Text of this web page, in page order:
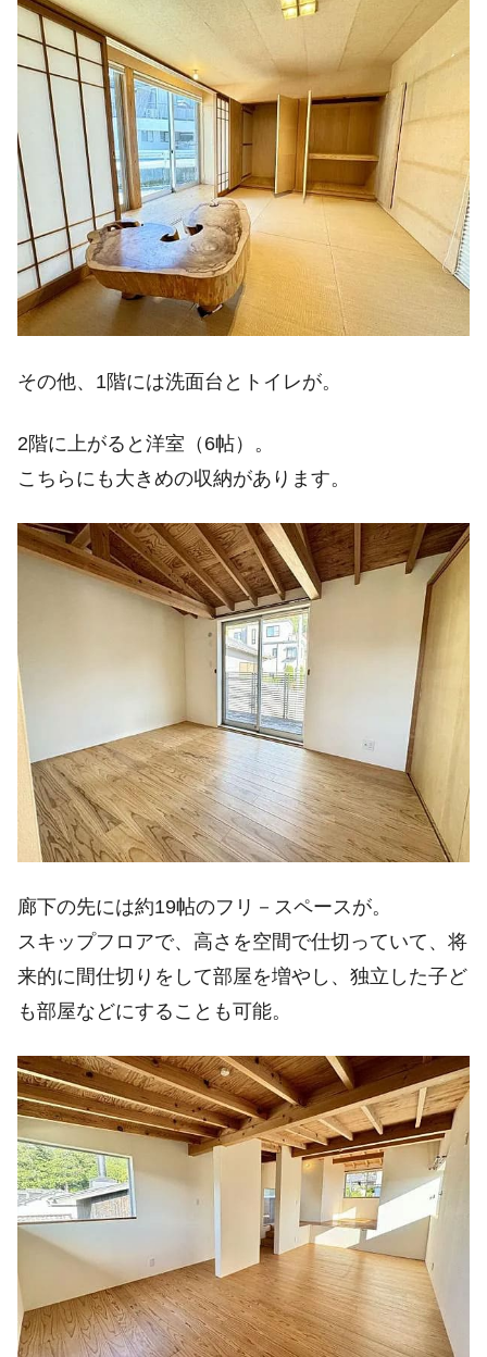
その他、1階には洗面台とトイレが。
2階に上がると洋室（6帖）。
こちらにも大きめの収納があります。
廊下の先には約19帖のフリ－スペースが。
スキップフロアで、高さを空間で仕切っていて、将
来的に間仕切りをして部屋を増やし、独立した子ど
も部屋などにすることも可能。